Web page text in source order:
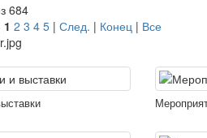
684
1 2 3 4 5 | След. | Конец | Все